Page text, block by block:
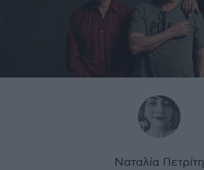
Ναταλία Πετρίτη